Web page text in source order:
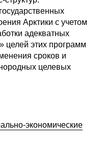
Арктики с учетом
адекватных
целей этих программ
сроков и
целевых
экономические